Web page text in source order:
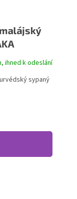
ihned k odeslání
sypaný